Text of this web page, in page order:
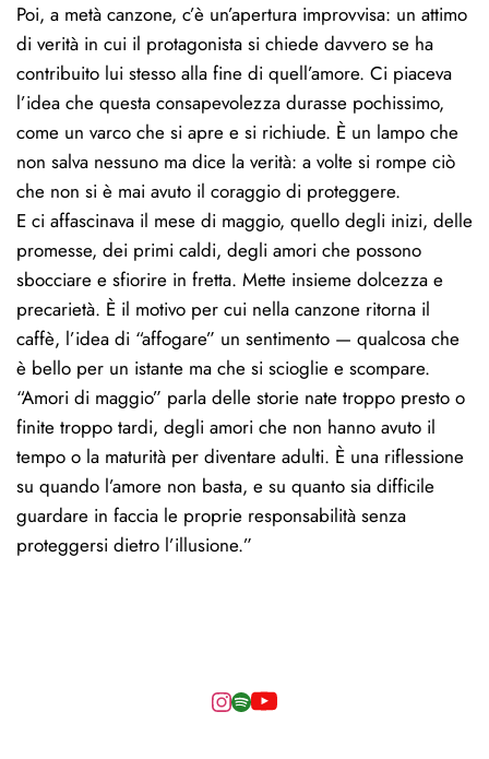
Poi, a metà canzone, c’è un’apertura improvvisa: un attimo
di verità in cui il protagonista si chiede davvero se ha
contribuito lui stesso alla fine di quell’amore. Ci piaceva
l’idea che questa consapevolezza durasse pochissimo,
come un varco che si apre e si richiude. È un lampo che
non salva nessuno ma dice la verità: a volte si rompe ciò
che non si è mai avuto il coraggio di proteggere.
E ci affascinava il mese di maggio, quello degli inizi, delle
promesse, dei primi caldi, degli amori che possono
sbocciare e sfiorire in fretta. Mette insieme dolcezza e
precarietà. È il motivo per cui nella canzone ritorna il
caffè, l’idea di “affogare” un sentimento — qualcosa che
è bello per un istante ma che si scioglie e scompare.
“Amori di maggio” parla delle storie nate troppo presto o
finite troppo tardi, degli amori che non hanno avuto il
tempo o la maturità per diventare adulti. È una riflessione
su quando l’amore non basta, e su quanto sia difficile
guardare in faccia le proprie responsabilità senza
proteggersi dietro l’illusione.”